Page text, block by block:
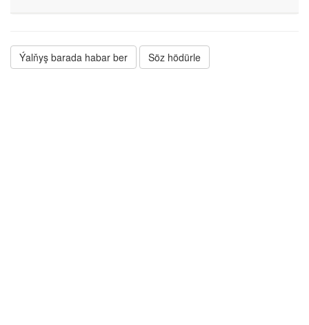
Ýalňyş barada habar ber Söz hödürle